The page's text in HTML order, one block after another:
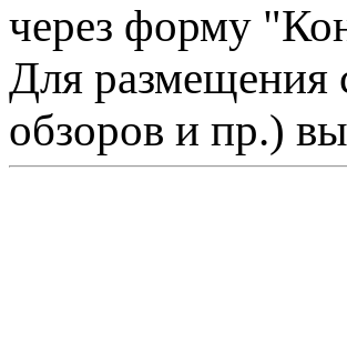
через форму
Для размещения
обзоров и пр.)